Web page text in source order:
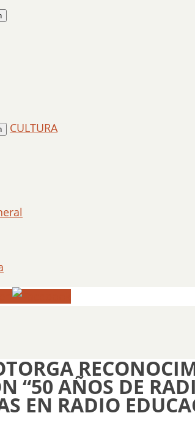
CULTURA
“50 AÑOS DE
EN RADIO